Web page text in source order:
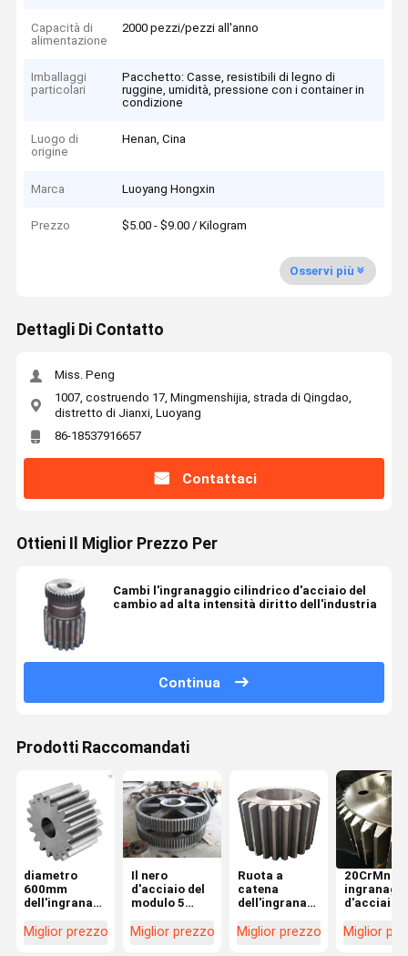
Capacità di
alimentazione
2000 pezzi/pezzi all'anno
Imballaggi
particolari
Pacchetto: Casse, resistibili di legno di
ruggine, umidità, pressione con i container in
condizione
Luogo di
origine
Henan, Cina
Marca Luoyang Hongxin
Prezzo $5.00 - $9.00 / Kilogram
Osservi più
Dettagli Di Contatto
Miss. Peng
1007, costruendo 17, Mingmenshijia, strada di Qingdao,
distretto di Jianxi, Luoyang
86-18537916657
Contattaci
Ottieni Il Miglior Prezzo Per
Cambi l'ingranaggio cilindrico d'acciaio del
cambio ad alta intensità diritto dell'industria
Continua
Prodotti Raccomandati
diametro
600mm
dell'ingranaggio
pezzo
Miglior prezzo
Il nero
d'acciaio del
modulo 5
cilindrico C45
Miglior prezzo
Ruota a
catena
dell'ingranaggio
d'acciaio
Miglior prezzo
20CrMnTi
d'acciaio
Miglior